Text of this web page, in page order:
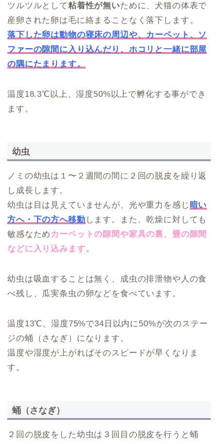
ツルツルとして粘着性が無いために、犬猫の体表で
産卵された卵は毛に絡まることなく落下します。
落下した卵は動物の寝床の周辺や、カーペット、ソ
ファーの隙間に入り込んだり、ホコリと一緒に部屋
の隅にたまります。
温度18.3℃以上、湿度50%以上で孵化する事ができ
ます。
幼虫
ノミの幼虫は１〜２週間の間に２回の脱皮を繰り返
し成長します。
幼虫は目は見えていませんが、光や重力を感じ 暗い
方へ・下の方へ移動 します。また、乾燥に対しても
敏感なため カーペットの隙間や家具の裏、畳の隙間
などに入り込みます。
幼虫は吸血することは無く、成虫の排泄物や人の食
べ残し、瓜実条虫の卵などを食べています。
温度13℃、湿度75%で34日以内に50%が次のステー
ジの蛹（さなぎ）になります。
温度や湿度が上がればそのスピードが早くなりま
す。
蛹（さなぎ）
２回の脱皮をした幼虫は３回目の脱皮を行うと蛹